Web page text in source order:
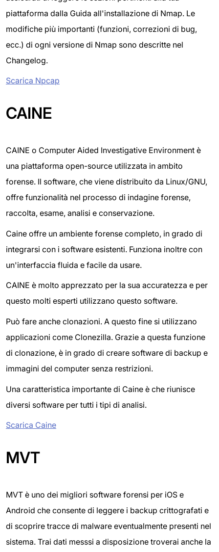
piattaforma dalla Guida all'installazione di Nmap. Le
modifiche più importanti (funzioni, correzioni di bug,
ecc.) di ogni versione di Nmap sono descritte nel
Changelog.
Scarica Npcap
CAINE
CAINE o Computer Aided Investigative Environment è
una piattaforma open-source utilizzata in ambito
forense. Il software, che viene distribuito da Linux/GNU,
offre funzionalità nel processo di indagine forense,
raccolta, esame, analisi e conservazione.
Caine offre un ambiente forense completo, in grado di
integrarsi con i software esistenti. Funziona inoltre con
un'interfaccia fluida e facile da usare.
CAINE è molto apprezzato per la sua accuratezza e per
questo molti esperti utilizzano questo software.
Può fare anche clonazioni. A questo fine si utilizzano
applicazioni come Clonezilla. Grazie a questa funzione
di clonazione, è in grado di creare software di backup e
immagini del computer senza restrizioni.
Una caratteristica importante di Caine è che riunisce
diversi software per tutti i tipi di analisi.
Scarica Caine
MVT
MVT è uno dei migliori software forensi per iOS e
Android che consente di leggere i backup crittografati e
di scoprire tracce di malware eventualmente presenti nel
sistema. Trai dati messsi a disposizione troverai anche la